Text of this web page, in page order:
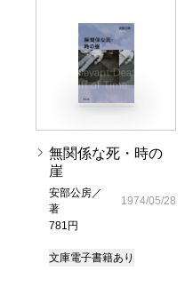
無関係な死・時の
崖
安部公房／
著
781円
1974/05/28
文庫電子書籍あり